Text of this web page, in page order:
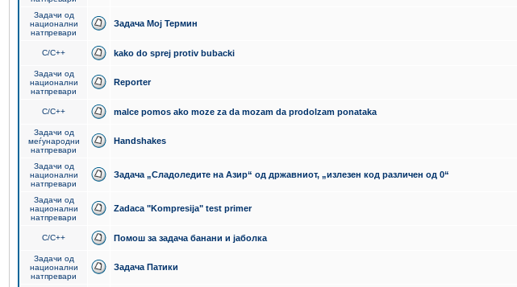
Задачи од
национални
натпревари
Задача Мој Термин
C/C++ kako do sprej protiv bubacki
Задачи од
национални
натпревари
Reporter
C/C++ malce pomos ako moze za da mozam da prodolzam ponataka
Задачи од
меѓународни
натпревари
Handshakes
Задачи од
национални
натпревари
Задача „Сладоледите на Азир“ од државниот, „излезен код различен од 0“
Задачи од
национални
натпревари
Zadaca "Kompresija" test primer
C/C++ Помош за задача банани и јаболка
Задачи од
национални
натпревари
Задача Патики